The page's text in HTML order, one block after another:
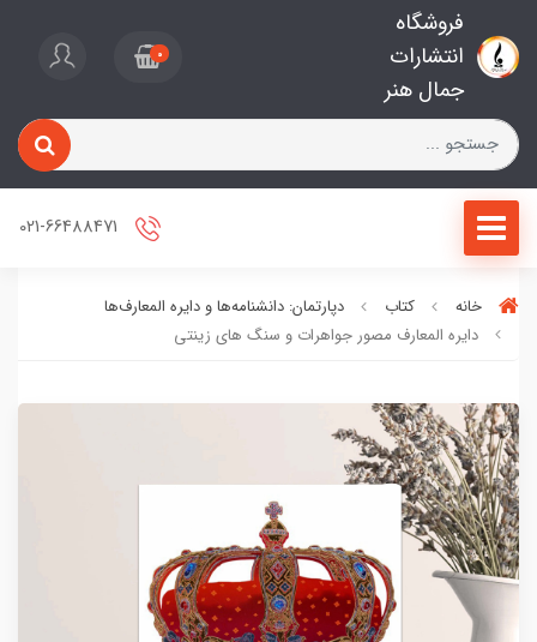
فروشگاه
انتشارات
جمال هنر
0
خانه کتاب
دپارتمان: دانشنامه‌ها و دایره المعارف‌ها
دایره المعارف مصور جواهرات و سنگ های زینتی